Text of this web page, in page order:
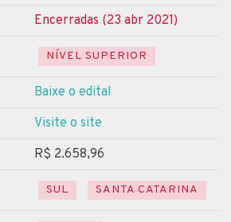
Encerradas (23 abr 2021)
NÍVEL SUPERIOR
Baixe o edital
Visite o site
R$ 2.658,96
SUL SANTA CATARINA